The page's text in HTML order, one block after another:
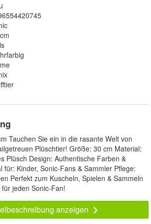
Tauchen Sie ein in die rasante Welt von
Plüschtier! Größe: 30 cm Material:
Plüsch Design: Authentische Farben &
für: Kinder, Sonic-Fans & Sammler Pflege:
Perfekt zum Kuscheln, Spielen & Sammeln
jeden Sonic-Fan!
anzeigen